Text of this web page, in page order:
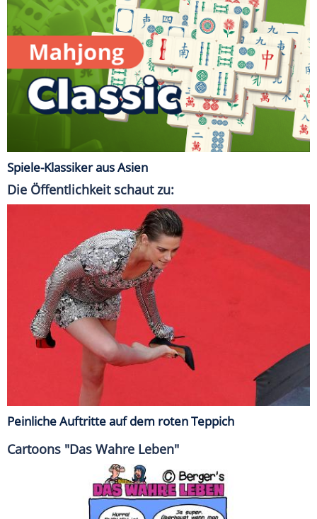
Spiele-Klassiker aus Asien
Die Öffentlichkeit schaut zu:
Peinliche Auftritte auf dem roten Teppich
Cartoons "Das Wahre Leben"